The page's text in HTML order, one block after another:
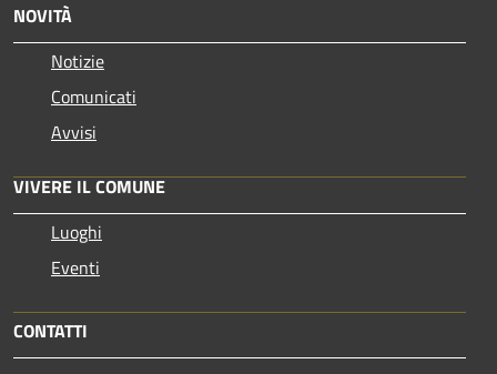
NOVITÀ
Notizie
Comunicati
Avvisi
VIVERE IL COMUNE
Luoghi
Eventi
CONTATTI